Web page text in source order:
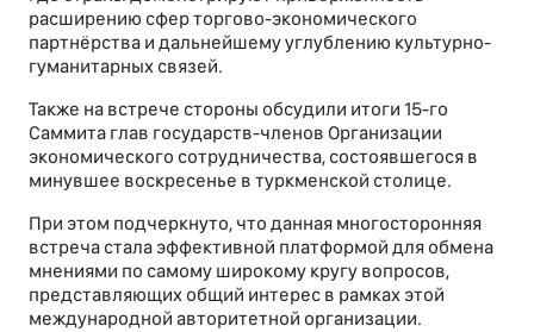
расширению сфер торгово-экономического
партнёрства и дальнейшему углублению культурно-
гуманитарных связей.
Также на встрече стороны обсудили итоги 15-го
Саммита глав государств-членов Организации
экономического сотрудничества, состоявшегося в
минувшее воскресенье в туркменской столице.
При этом подчеркнуто, что данная многосторонняя
встреча стала эффективной платформой для обмена
мнениями по самому широкому кругу вопросов,
представляющих общий интерес в рамках этой
международной авторитетной организации.